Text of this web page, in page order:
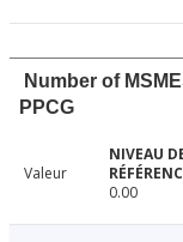
Number of
PPCG
Valeur
0.00